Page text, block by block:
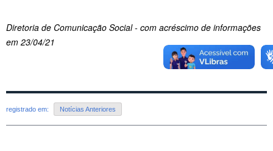
Diretoria de Comunicação Social - com acréscimo de informações
em 23/04/21
registrado em: Notícias Anteriores